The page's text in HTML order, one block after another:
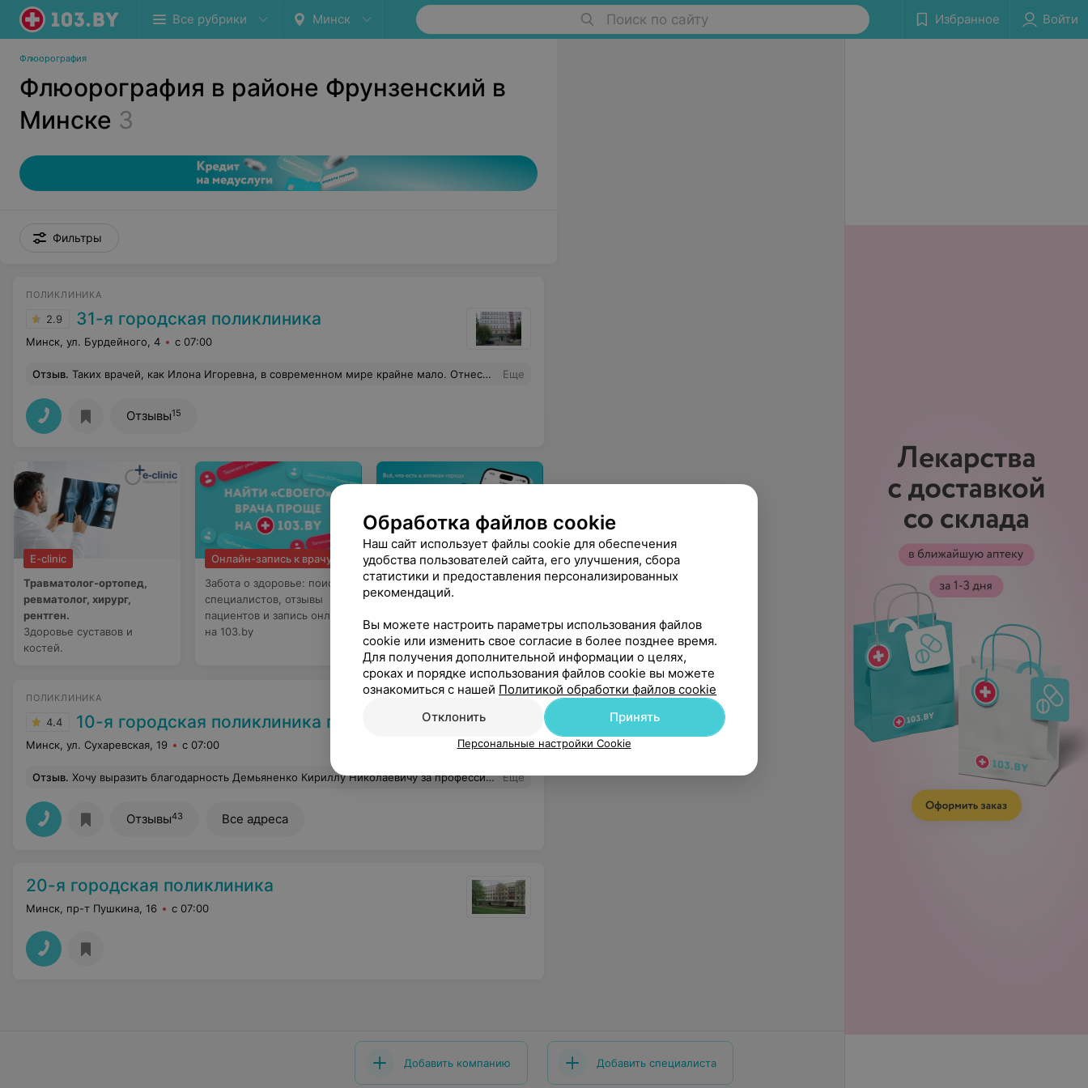
Все рубрики Минск Поиск по сайту Избранное Войти
Флюорография
Флюорография в районе Фрунзенский в
Минске 3
Фильтры
ПОЛИКЛИНИКА
2.9 31-я городская поликлиника
Минск, ул. Бурдейного, 4 с 07:00
Отзыв. Таких врачей, как Илона Игоревна, в современном мире крайне мало. Отнеслась с вниманием, изучила все предыдущие документы, описала разницу, смотрела досконально, направила на дальнейшие действия. Настоящий душевный врач, видно, что к работе с душой и сердцем Еще
Отзывы15
E-clinic
Травматолог-ортопед,
ревматолог, хирург,
рентген.
Здоровье суставов и
костей.
Онлайн-запись к врачу
Забота о здоровье: поиск
специалистов, отзывы
пациентов и запись онлайн
на 103.by
Приложение 103.BY
Наличие лекарств в
аптеках города,
полезные сервисы в вашем
смартфоне
ПОЛИКЛИНИКА
4.4 10-я городская поликлиника г. Минска
Минск, ул. Сухаревская, 19 с 07:00
Отзыв. Хочу выразить благодарность Демьяненко Кириллу Николаевичу за профессионализм и внимательность за оказанную помощь. Мне 40+ лет , пришло время удалять зубы мудрости, т.к. уже появлялся дискомфорт. Оставив идею платного удаления, записался к Кириллу Николаевичу , предварительно почитав отзывы. Первый зуб оказался посажен далеко и с множеством корней- сложный. Кириллу Николаевичу пришлось знатно поработать и действительно, это было сложно, но проведенная анестезия и аккуратность в работе, не доставило мне дискомфорта, хотя по времени это было не быстро. И когда с другой стороны такая же 8ка начала давать о себе знать, без сомнений обратился туда же и снова получил качественное, безболезненное удаление. Хочу пожелать успешной карьеры, благодарных пациентов и еще раз спасибо за проведенное лечение. Еще
Отзывы43 Все адреса
20-я городская поликлиника
Минск, пр-т Пушкина, 16 с 07:00
Добавить компанию Добавить специалиста
Обработка файлов cookie
Наш сайт использует файлы cookie для обеспечения
удобства пользователей сайта, его улучшения, сбора
статистики и предоставления персонализированных
рекомендаций.
Вы можете настроить параметры использования файлов
cookie или изменить свое согласие в более позднее время.
Для получения дополнительной информации о целях,
сроках и порядке использования файлов cookie вы можете
ознакомиться с нашей Политикой обработки файлов cookie
Отклонить
Принять
Персональные настройки Cookie